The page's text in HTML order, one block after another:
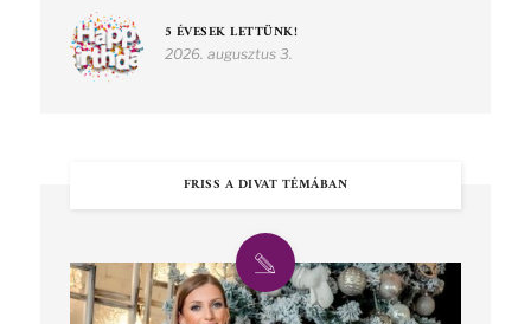
5 ÉVESEK LETTÜNK!
2026. augusztus 3.
FRISS A DIVAT TÉMÁBAN